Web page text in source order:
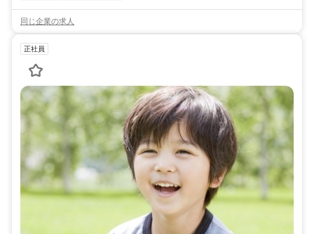
同じ企業の求人
正社員